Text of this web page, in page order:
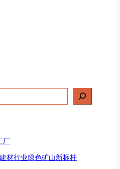
厂
材行业绿色矿山新标杆